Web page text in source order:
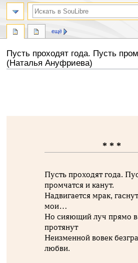
Пусть проходят года. Пусть
(Наталья Ануфриева)
* * *
Пусть проходят года.
промчатся и канут.
Надвигается мрак,
мои…
Но сияющий луч прямо в
протянут
Неизменной вовек
любви.
ещё